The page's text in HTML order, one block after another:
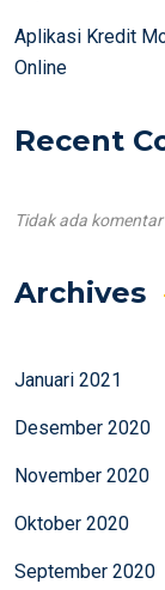
Aplikasi Kredit
Online
Recent
Tidak ada
Archives
Januari 2021
Desember 2020
November 2020
Oktober 2020
September 2020